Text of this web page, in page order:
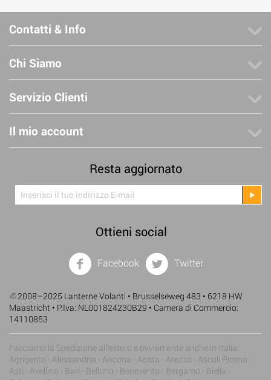
Contatti & Info
Chi Siamo
Servizio Clienti
Il mio account
Resta aggiornato
Ottieni social
Facebook Twitter
©2008–2025 Lanterne Volanti • Brusselseweg 483 • 6218 HW
Maastricht • P.Iva: NL001824230B29 • Camera di Commercio:
14110853
Facciamo la Spedizione all'estero e ovviamente anche in Italia:
Agrigento - Alessandria - Ancona - Aosta - Arezzo - Ascoli Piceno -
Asti - Avellino - Bari - Belluno - Benevento - Bergamo - Biella -